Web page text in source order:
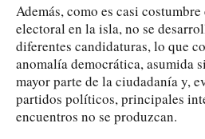
Además, como es casi
electoral en la isla, no se
diferentes candidaturas, lo que
anomalía democrática, asumida
mayor parte de la ciudadanía y,
partidos políticos, principales
encuentros no se produzcan.